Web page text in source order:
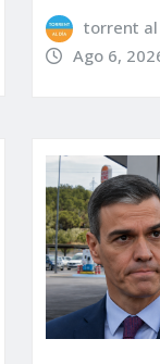
torrent al
Ago 6,